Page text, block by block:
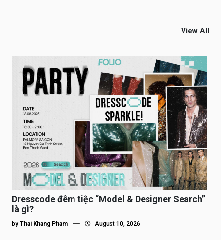
View All
Dresscode đêm tiệc “Model & Designer Search”
là gì?
by Thai Khang Pham August 10, 2026